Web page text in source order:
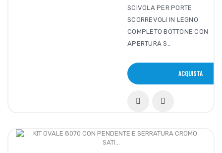
SCIVOLA PER PORTE
SCORREVOLI IN LEGNO
COMPLETO BOTTONE CON
APERTURA S..
ACQUISTA